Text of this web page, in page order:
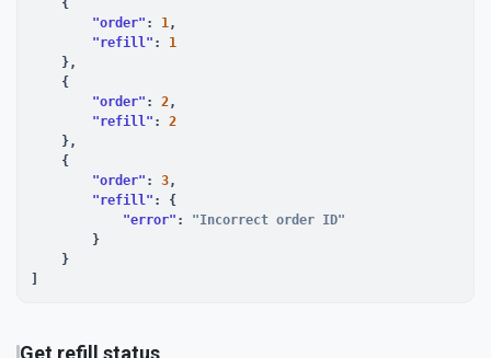
"order" : 1,
"refill" : 1
"order" : 2,
"refill" : 2
"order" : 3,
"refill" : {
"error" : "Incorrect order ID"
Get refill status